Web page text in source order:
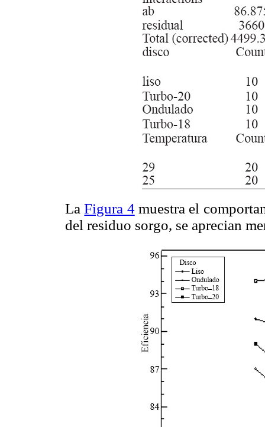
LaFigura 4muestra el
del residuo sorgo, se aprecian